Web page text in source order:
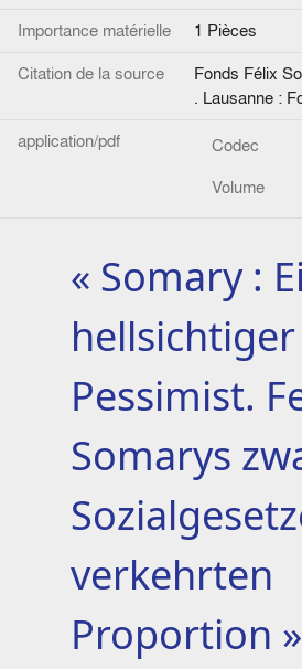
Importance matérielle
1 Pièces
Citation de la source
Fonds Félix
. Lausanne :
application/pdf
Codec
Volume
« Somary :
hellsichtiger
Pessimist.
Somarys
verkehrten
Proportion